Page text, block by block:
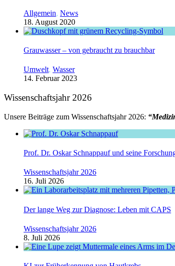
Allgemein, News
18. August 2020
Grauwasser – von gebraucht zu brauchbar
Umwelt, Wasser
14. Februar 2023
Wissenschaftsjahr 2026
Unsere Beiträge zum Wissenschaftsjahr 2026:
Prof. Dr. Oskar Schnappauf und seine
Wissenschaftsjahr 2026
16. Juli 2026
Der lange Weg zur Diagnose: Leben mit CAPS
Wissenschaftsjahr 2026
8. Juli 2026